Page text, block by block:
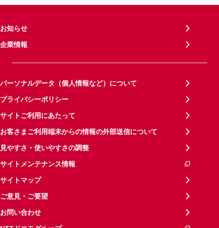
お知らせ
企業情報
パーソナルデータ（個人情報など）について
プライバシーポリシー
サイトご利用にあたって
お客さまご利用端末からの情報の外部送信について
見やすさ・使いやすさの調整
サイトメンテナンス情報
サイトマップ
ご意見・ご要望
お問い合わせ